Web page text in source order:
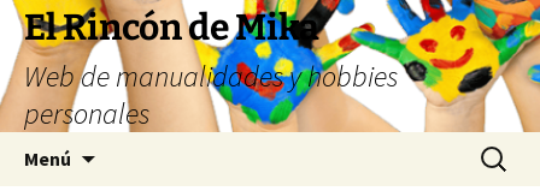
Saltar
contenido
El Rincón de Mika
Web de manualidades y hobbies
personales
Menú Buscar: